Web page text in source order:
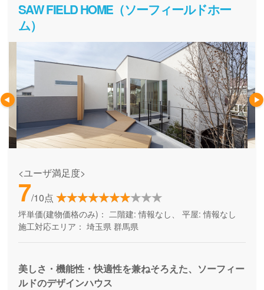
SAW FIELD HOME（ソーフィールドホー
ム）
<ユーザ満足度>
7/10点
坪単価(建物価格のみ)： 二階建: 情報なし、 平屋: 情報なし
施工対応エリア： 埼玉県 群馬県
美しさ・機能性・快適性を兼ねそろえた、ソーフィー
ルドのデザインハウス